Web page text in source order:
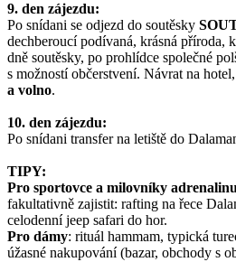
9. den zájezdu:
Po snídani se odjezd do soutěsky
dechberoucí podívaná, krásná příroda,
dně soutěsky, po prohlídce společné
s možností občerstvení. Návrat na hotel,
a volno.
10. den zájezdu:
Po snídani transfer na letiště do
TIPY:
Pro sportovce a milovníky adrenalinu
fakultativně zajistit: rafting na řece
celodenní jeep safari do hor.
Pro dámy: rituál hammam, typická
úžasné nakupování (bazar, obchody s